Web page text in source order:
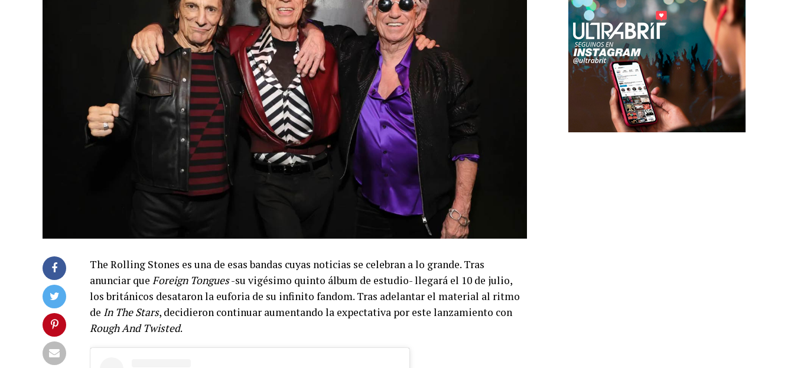
The Rolling Stones es una de esas bandas cuyas noticias se celebran a lo grande. Tras
anunciar que Foreign Tongues-su vigésimo quinto álbum de estudio- llegará el 10 de julio,
los británicos desataron la euforia de su infinito fandom. Tras adelantar el material al ritmo
de In The Stars, decidieron continuar aumentando la expectativa por este lanzamiento con
Rough And Twisted.